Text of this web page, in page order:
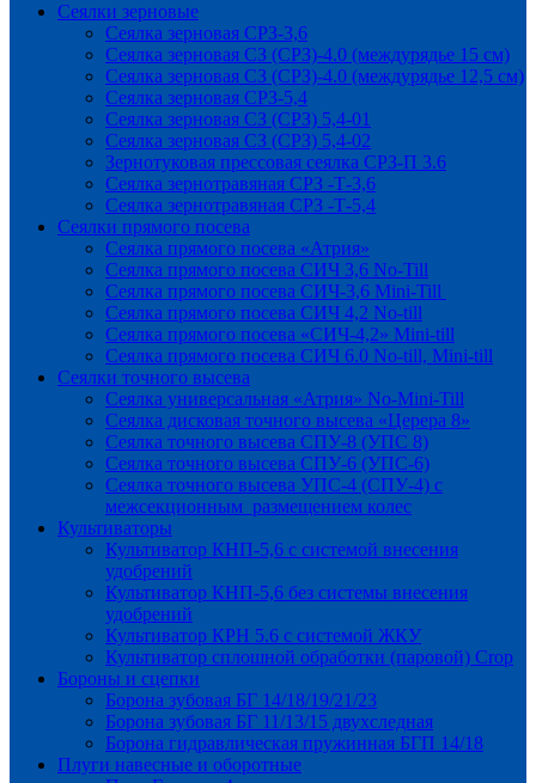
Сеялки зерновые
Сеялка зерновая СРЗ-3,6
Сеялка зерновая СЗ (СРЗ)-4.0 (междурядье 15 см)
Сеялка зерновая СЗ (СРЗ)-4.0 (междурядье 12,5 см)
Сеялка зерновая СРЗ-5,4
Сеялка зерновая СЗ (СРЗ) 5,4-01
Сеялка зерновая СЗ (СРЗ) 5,4-02
Зернотуковая прессовая сеялка СРЗ-П 3.6
Сеялка зернотравяная СРЗ -Т-3,6
Сеялка зернотравяная СРЗ -Т-5,4
Сеялки прямого посева
Сеялка прямого посева «Атрия»
Сеялка прямого посева СИЧ 3,6 No-Till
Сеялка прямого посева СИЧ-3,6 Mini-Till
Сеялка прямого посева СИЧ 4,2 No-till
Сеялка прямого посева «СИЧ-4,2» Mini-till
Сеялка прямого посева СИЧ 6.0 No-till, Mini-till
Сеялки точного высева
Сеялка универсальная «Атрия» No-Mini-Till
Сеялка дисковая точного высева «Церера 8»
Сеялка точного высева СПУ-8 (УПС 8)
Сеялка точного высева СПУ-6 (УПС-6)
Сеялка точного высева УПС-4 (СПУ-4) с
межсекционным размещением колес
Культиваторы
Культиватор КНП-5,6 с системой внесения
удобрений
Культиватор КНП-5,6 без системы внесения
удобрений
Культиватор КРН 5.6 с системой ЖКУ
Культиватор сплошной обработки (паровой) Crop
Бороны и сцепки
Борона зубовая БГ 14/18/19/21/23
Борона зубовая БГ 11/13/15 двухследная
Борона гидравлическая пружинная БГП 14/18
Плуги навесные и оборотные